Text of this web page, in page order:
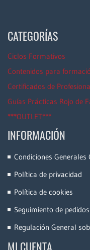
CATEGORÍAS
Ciclos Formativos
Contenidos para
Certificados de
Guías Prácticas Rojo de
***OUTLET***
INFORMACIÓN
Condiciones
Política de privacidad
Política de cookies
Seguimiento de pedidos
Regulación General
MI CUENTA